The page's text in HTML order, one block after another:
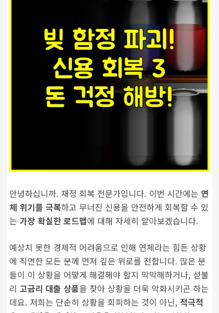
안녕하십니까. 재정 회복 전문가입니다. 이번 시간에는 연
체 위기를 극복하고 무너진 신용을 안전하게 회복할 수 있
는 가장 확실한 로드맵에 대해 자세히 알아보겠습니다.
예상치 못한 경제적 어려움으로 인해 연체라는 힘든 상황
에 직면한 모든 분께 먼저 깊은 위로를 전합니다. 많은 분
들이 이 상황을 어떻게 해결해야 할지 막막해하거나, 섣불
리 고금리 대출 상품을 찾아 상황을 더욱 악화시키곤 하는
데요. 저희는 단순히 상황을 회피하는 것이 아닌, 적극적